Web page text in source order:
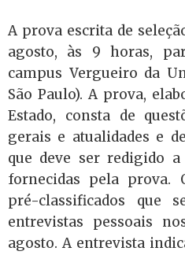
A prova escrita de
agosto, às 9 horas,
campus Vergueiro da
São Paulo). A prova,
Estado, consta de
gerais e atualidades e
que deve ser redigido
fornecidas pela prova.
pré-classificados que
entrevistas pessoais
agosto. A entrevista